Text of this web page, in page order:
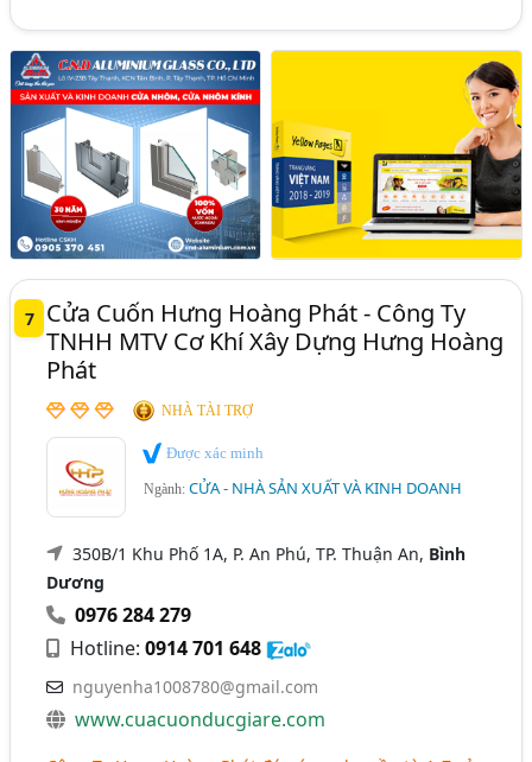
7
Cửa Cuốn Hưng Hoàng Phát - Công Ty
TNHH MTV Cơ Khí Xây Dựng Hưng Hoàng
Phát
NHÀ TÀI TRỢ
Được xác minh
Ngành:CỬA - NHÀ SẢN XUẤT VÀ KINH DOANH
350B/1 Khu Phố 1A, P. An Phú, TP. Thuận An, Bình
Dương
0976 284 279
Hotline:0914 701 648
nguyenha1008780@gmail.com
www.cuacuonducgiare.com